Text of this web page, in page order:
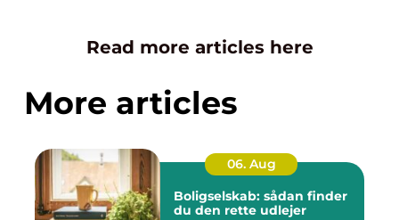
Read more articles here
More articles
06. Aug
Boligselskab: sådan finder
du den rette udlejer